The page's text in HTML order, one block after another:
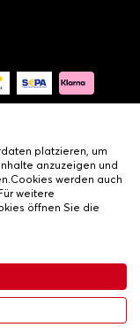
platzieren, um
anzuzeigen und
werden auch
weitere
öffnen Sie die